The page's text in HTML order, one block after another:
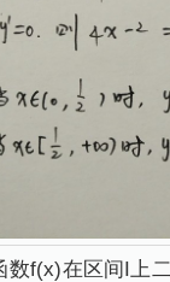
f(x)在区间I上二